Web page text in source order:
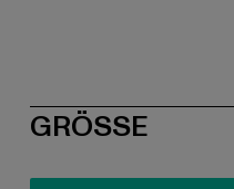
SIZE
GRÖSSE